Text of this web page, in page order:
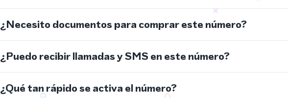
¿Necesito documentos para comprar este número?
¿Puedo recibir llamadas y SMS en este número?
¿Qué tan rápido se activa el número?